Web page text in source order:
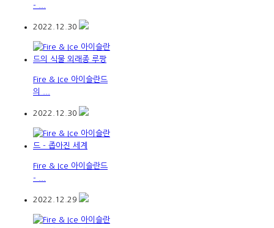
- ...
2022.12.30
Fire & Ice 아이슬란드
의 ...
2022.12.30
Fire & Ice 아이슬란드
- ...
2022.12.29